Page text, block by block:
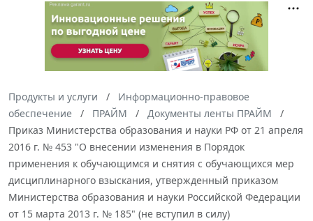
Продукты и услуги
Информационно-правовое
обеспечение
ПРАЙМ
Документы ленты ПРАЙМ
Приказ Министерства образования и науки РФ от 21 апреля
2016 г. № 453 "О внесении изменения в Порядок
применения к обучающимся и снятия с обучающихся мер
дисциплинарного взыскания, утвержденный приказом
Министерства образования и науки Российской Федерации
от 15 марта 2013 г. № 185" (не вступил в силу)